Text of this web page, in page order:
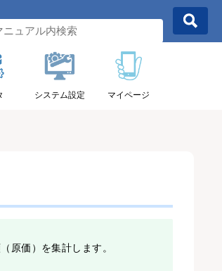
システム設定 マイページ
原価）を集計します。